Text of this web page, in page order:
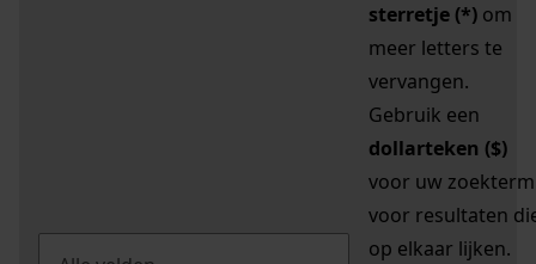
sterretje (*) om
meer letters te
vervangen.
Gebruik een
dollarteken ($)
voor uw zoekterm
voor resultaten
op elkaar lijken.